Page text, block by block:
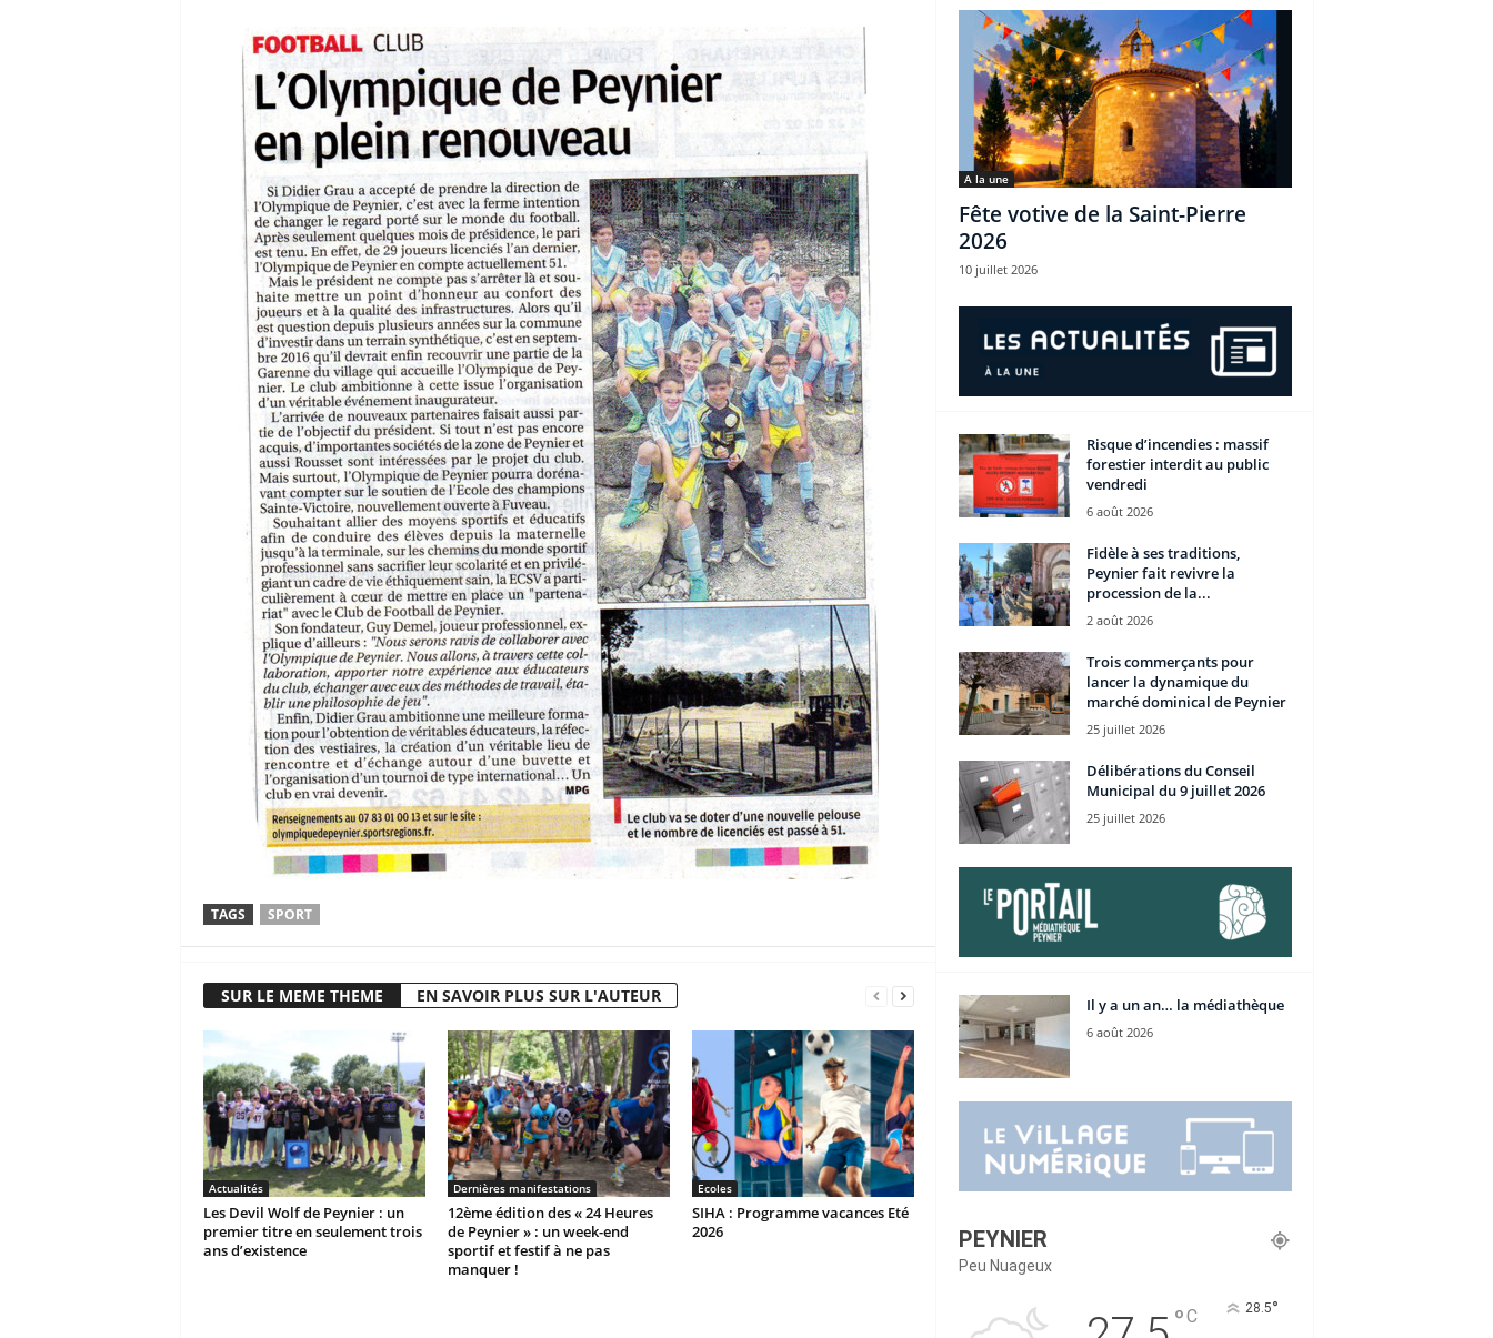
TAGS SPORT
SUR LE MEME THEME EN SAVOIR PLUS SUR L'AUTEUR
Actualités
Les Devil Wolf de Peynier : un
premier titre en seulement trois
ans d’existence
Dernières manifestations
12ème édition des « 24 Heures
de Peynier » : un week-end
sportif et festif à ne pas
manquer !
Ecoles
SIHA : Programme vacances Eté
2026
A la une
Fête votive de la Saint-Pierre
2026
10 juillet 2026
Risque d’incendies : massif
forestier interdit au public
vendredi
6 août 2026
Fidèle à ses traditions,
Peynier fait revivre la
procession de la...
2 août 2026
Trois commerçants pour
lancer la dynamique du
marché dominical de Peynier
25 juillet 2026
Délibérations du Conseil
Municipal du 9 juillet 2026
25 juillet 2026
Il y a un an… la médiathèque
6 août 2026
PEYNIER
Peu Nuageux
°C 28.5°